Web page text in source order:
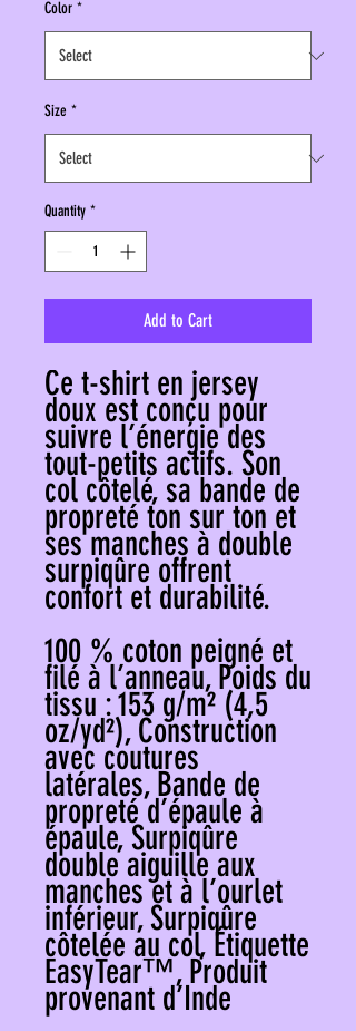
Color *
Size *
Quantity *
Add to Cart
Ce t-shirt en jersey
doux est conçu pour
suivre l’énergie des
tout-petits actifs. Son
col côtelé, sa bande de
propreté ton sur ton et
ses manches à double
surpiqûre offrent
confort et durabilité.
100 % coton peigné et
filé à l’anneau, Poids du
tissu : 153 g/m² (4,5
oz/yd²), Construction
avec coutures
latérales, Bande de
propreté d’épaule à
épaule, Surpiqûre
double aiguille aux
manches et à l’ourlet
inférieur, Surpiqûre
côtelée au col, Étiquette
EasyTear™, Produit
provenant d’Inde